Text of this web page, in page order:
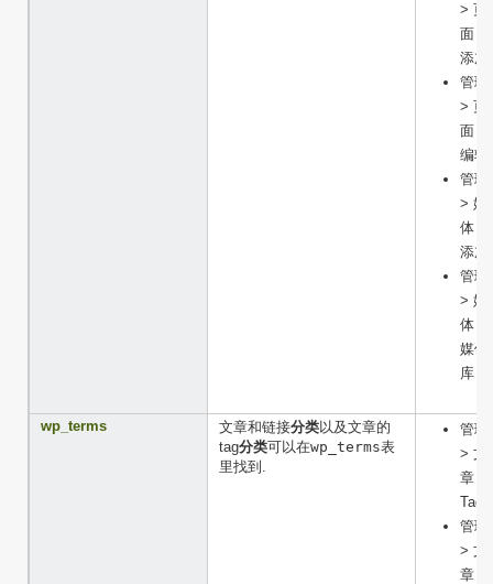
> 页
面 >
添加
管理
> 页
面 >
编辑
管理
> 媒
体 >
添加
管理
> 媒
体 >
媒体
库
wp_terms 文章和链接分类以及文章的
tag分类可以在wp_terms表
里找到.
管理
> 文
章 >
Tags
管理
> 文
章 >